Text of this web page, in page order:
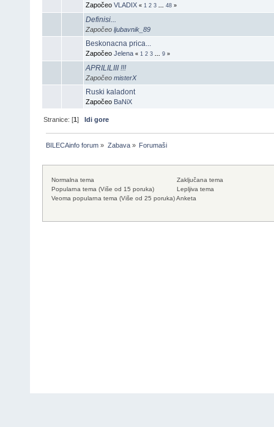
Započeo VLADIX « 1 2 3 48 »
Definisi...
Započeo ljubavnik_89
Beskonacna prica...
Započeo Jelena « 1 2 3 9 »
APRILILIII !!!
Započeo misterX
Ruski kaladont
Započeo BaNiX
Stranice: [1]Idi gore
BILECAinfo forum » Zabava» Forumaši
Normalna tema
Popularna tema (Više od 15 poruka)
Veoma popularna tema (Više od 25 poruka)
Zaključana tema
Lepljiva tema
Anketa